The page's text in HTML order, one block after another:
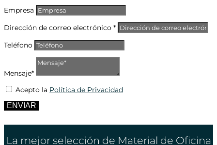
Empresa
Dirección de correo electrónico *
Teléfono
Mensaje*
Acepto la Política de Privacidad
ENVIAR
La mejor selección de Material de Oficina